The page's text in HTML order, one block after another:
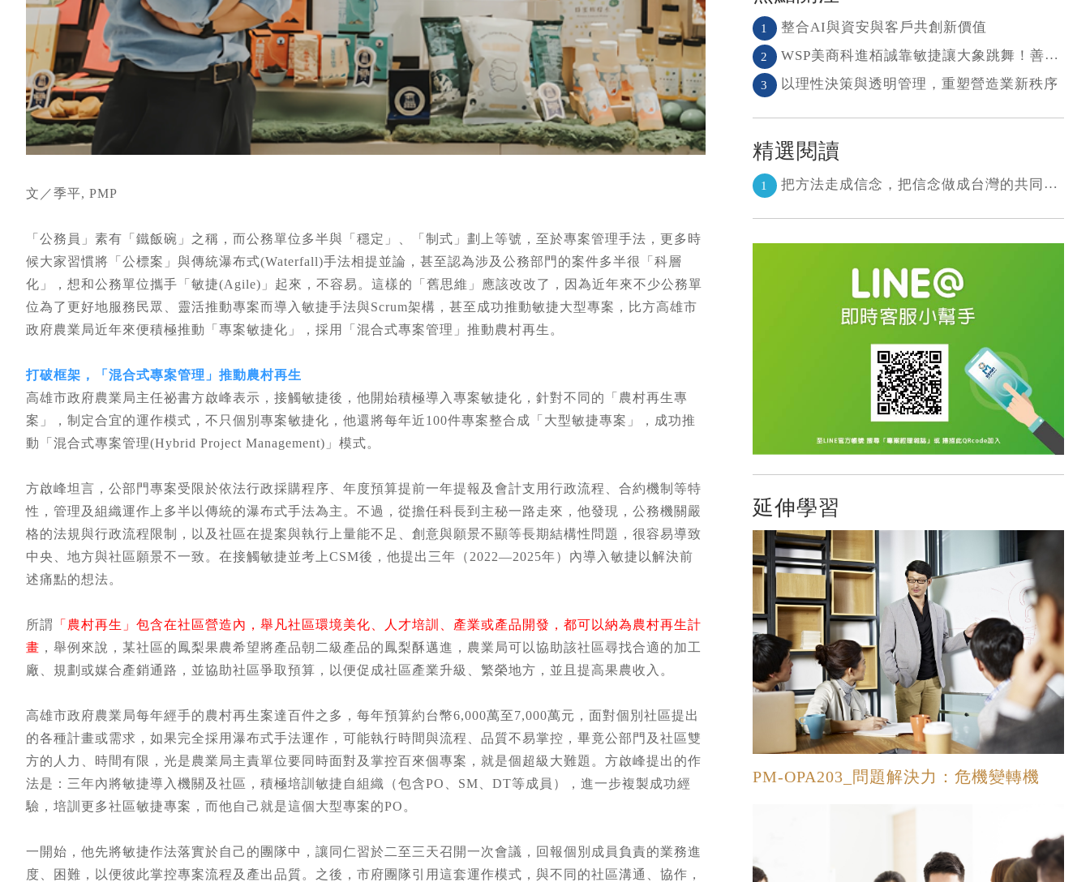
文／季平, PMP
「公務員」素有「鐵飯碗」之稱，而公務單位多半與「穩定」、「制式」劃上等號，至於專案管理手法，更多時
候大家習慣將「公標案」與傳統瀑布式(Waterfall)手法相提並論，甚至認為涉及公務部門的案件多半很「科層
化」，想和公務單位攜手「敏捷(Agile)」起來，不容易。這樣的「舊思維」應該改改了，因為近年來不少公務單
位為了更好地服務民眾、靈活推動專案而導入敏捷手法與Scrum架構，甚至成功推動敏捷大型專案，比方高雄市
政府農業局近年來便積極推動「專案敏捷化」，採用「混合式專案管理」推動農村再生。
打破框架，「混合式專案管理」推動農村再生
高雄市政府農業局主任祕書方啟峰表示，接觸敏捷後，他開始積極導入專案敏捷化，針對不同的「農村再生專
案」，制定合宜的運作模式，不只個別專案敏捷化，他還將每年近100件專案整合成「大型敏捷專案」，成功推
動「混合式專案管理(Hybrid Project Management)」模式。
方啟峰坦言，公部門專案受限於依法行政採購程序、年度預算提前一年提報及會計支用行政流程、合約機制等特
性，管理及組織運作上多半以傳統的瀑布式手法為主。不過，從擔任科長到主秘一路走來，他發現，公務機關嚴
格的法規與行政流程限制，以及社區在提案與執行上量能不足、創意與願景不顯等長期結構性問題，很容易導致
中央、地方與社區願景不一致。在接觸敏捷並考上CSM後，他提出三年（2022—2025年）內導入敏捷以解決前
述痛點的想法。
所謂
「農村再生」包含在社區營造內，舉凡社區環境美化、人才培訓、產業或產品開發，都可以納為農村再生計
畫 ，舉例來說，某社區的鳳梨果農希望將產品朝二級產品的鳳梨酥邁進，農業局可以協助該社區尋找合適的加工
廠、規劃或媒合產銷通路，並協助社區爭取預算，以便促成社區產業升級、繁榮地方，並且提高果農收入。
高雄市政府農業局每年經手的農村再生案達百件之多，每年預算約台幣6,000萬至7,000萬元，面對個別社區提出
的各種計畫或需求，如果完全採用瀑布式手法運作，可能執行時間與流程、品質不易掌控，畢竟公部門及社區雙
方的人力、時間有限，光是農業局主責單位要同時面對及掌控百來個專案，就是個超級大難題。方啟峰提出的作
法是：三年內將敏捷導入機關及社區，積極培訓敏捷自組織（包含PO、SM、DT等成員），進一步複製成功經
驗，培訓更多社區敏捷專案，而他自己就是這個大型專案的PO。
一開始，他先將敏捷作法落實於自己的團隊中，讓同仁習於二至三天召開一次會議，回報個別成員負責的業務進
度、困難，以便彼此掌控專案流程及產出品質。之後，市府團隊引用這套運作模式，與不同的社區溝通、協作，
1 整合AI與資安與客戶共創新價值
2 WSP美商科進栢誠靠敏捷讓大象跳舞！善用敏捷＋科技力， 大型工程也能快速迭代
3 以理性決策與透明管理，重塑營造業新秩序
精選閱讀
1 把方法走成信念，把信念做成台灣的共同語言 二十年志業，陪伴台灣走過專案管理與敏捷轉型
延伸學習
PM-OPA203_問題解決力：危機變轉機